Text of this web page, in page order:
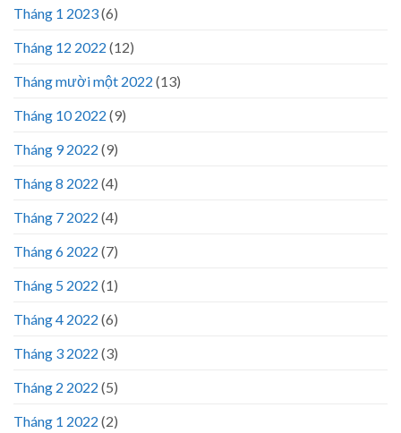
Tháng 1 2023(6)
Tháng 12 2022 (12)
Tháng mười một 2022 (13)
Tháng 10 2022 (9)
Tháng 9 2022 (9)
Tháng 8 2022 (4)
Tháng 7 2022 (4)
Tháng 6 2022 (7)
Tháng 5 2022 (1)
Tháng 4 2022 (6)
Tháng 3 2022 (3)
Tháng 2 2022 (5)
Tháng 1 2022 (2)